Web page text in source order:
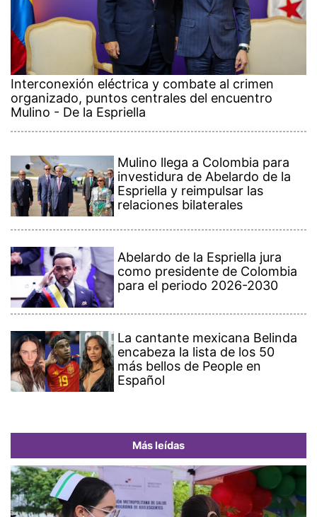
Interconexión eléctrica y combate al crimen
organizado, puntos centrales del encuentro
Mulino - De la Espriella
Mulino llega a Colombia para
investidura de Abelardo de la
Espriella y reimpulsar las
relaciones bilaterales
Abelardo de la Espriella jura
como presidente de Colombia
para el periodo 2026-2030
La cantante mexicana Belinda
encabeza la lista de los 50
más bellos de People en
Español
Más leídas